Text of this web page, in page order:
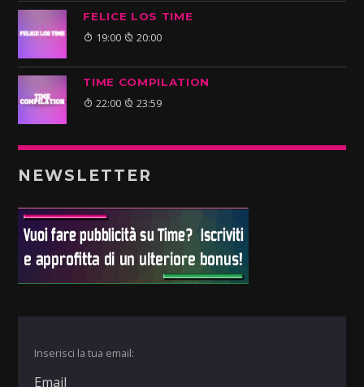
FELICE LOS TIME
19:00 20:00
TIME COMPILATION
22:00 23:59
NEWSLETTER
Inserisci la tua email: